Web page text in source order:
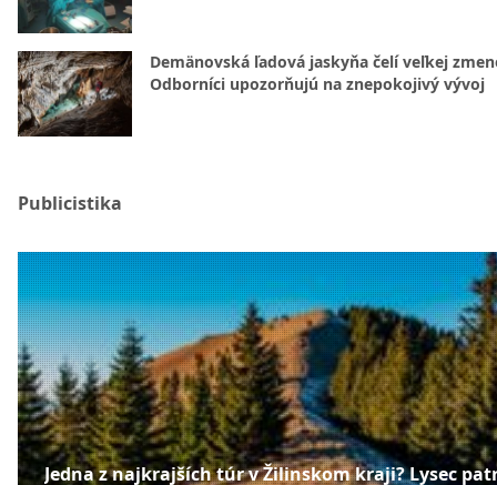
Demänovská ľadová jaskyňa čelí veľkej
Odborníci upozorňujú na znepokojivý vývoj
Publicistika
Jedna z najkrajších túr v Žilinskom kraji? Lysec